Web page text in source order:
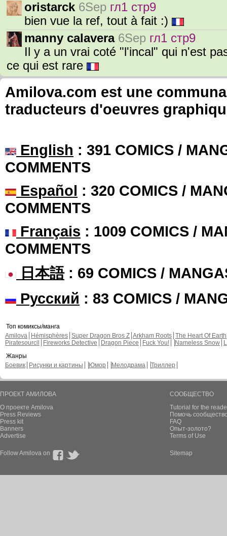
oristarck 6Sep гл1 стр9
bien vue la ref, tout à fait :)
manny calavera 6Sep гл1 стр9
Il y a un vrai coté "l'incal" qui n'est
ce qui est rare
Amilova.com est une
traducteurs d'oeuvres
English : 391 COMICS /
COMMENTS
Español : 320 COMICS /
COMMENTS
Français : 1009 COMICS /
COMMENTS
日本語: 69 COMICS /
Русский : 83 COMICS /
Топ комиксы/манга
Amilova
Hémisphères Super Dragon Bros Z Arkham Roots The Heart Of Earth
Piratesourcil
Fireworks Detective Dragon Piece Fuck You! Nameless Snow
Жанры
Боевик
Рисунки и картины Юмор Мелодрама Триллер
ПРОЕКТ АМИЛОВА
О проекте Amilova
Press Reviews
Press kit
Banners
Advertise
СООБЩЕСТВО
Tutorial for the
Помочь
FAQ
Опыт-золото?
Terms of Use
Follow Amilova on Sitemap